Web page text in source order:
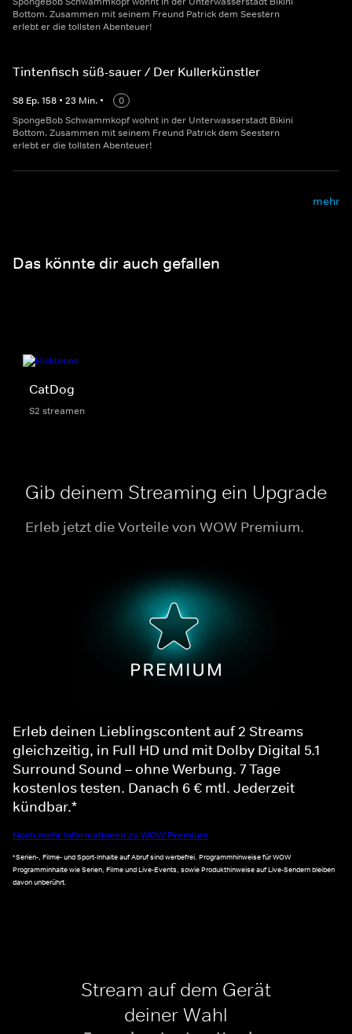
Bottom. Zusammen mit seinem Freund Patrick dem Seestern
erlebt er die tollsten Abenteuer!
Tintenfisch süß-sauer / Der Kullerkünstler
S8 Ep.158 • 23 Min. •
0
SpongeBob Schwammkopf wohnt in der Unterwasserstadt Bikini
Bottom. Zusammen mit seinem Freund Patrick dem Seestern
erlebt er die tollsten Abenteuer!
mehr
Das könnte dir auch gefallen
CatDog
S2 streamen
Gib deinem Streaming ein Upgrade
Erleb jetzt die Vorteile von WOW Premium.
Erleb deinen Lieblingscontent auf 2 Streams
gleichzeitig, in Full HD und mit Dolby Digital 5.1
Surround Sound – ohne Werbung. 7 Tage
kostenlos testen. Danach 6 € mtl. Jederzeit
kündbar.*
Noch mehr Informationen zu WOW Premium
*Serien-, Filme- und Sport-Inhalte auf Abruf sind werbefrei. Programmhinweise für WOW
Programminhalte wie Serien, Filme und Live-Events, sowie Produkthinweise auf Live-Sendern bleiben
davon unberührt.
Stream auf dem Gerät
deiner Wahl